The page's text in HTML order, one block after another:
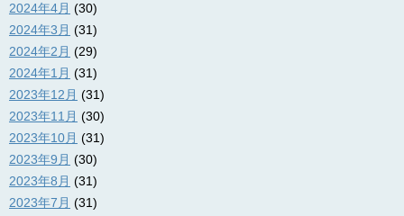
2024年4月 (30)
2024年3月 (31)
2024年2月 (29)
2024年1月 (31)
2023年12月 (31)
2023年11月 (30)
2023年10月 (31)
2023年9月 (30)
2023年8月 (31)
2023年7月 (31)